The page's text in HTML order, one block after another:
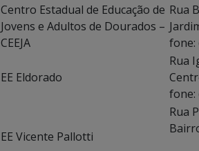
Centro Estadual de Educação de
Jovens e Adultos de Dourados –
CEEJA
Rua
fone:
EE Eldorado
Rua
fone:
EE Vicente Pallotti